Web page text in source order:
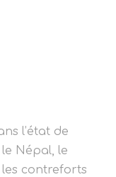
l’état de
Népal, le
les contreforts